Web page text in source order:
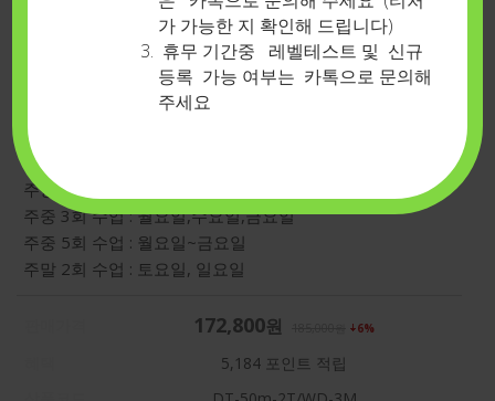
낮시간할인타임-50분-주중2회-총24회(3개
동일한 수강료 1개월 대비 5% 추가 할인 적용
주중 2회 수업 : 화요일,목요일
주중 3회 수업 : 월요일,수요일,금요일
주중 5회 수업 : 월요일~금요일
주말 2회 수업 : 토요일, 일요일
172,800원 6%
5,184 포인트 적립
가 가능한 지 확인해 드립니다)
휴무 기간중 레벨테스트 및 신규
등록 가능 여부는 카톡으로 문의해
주세요